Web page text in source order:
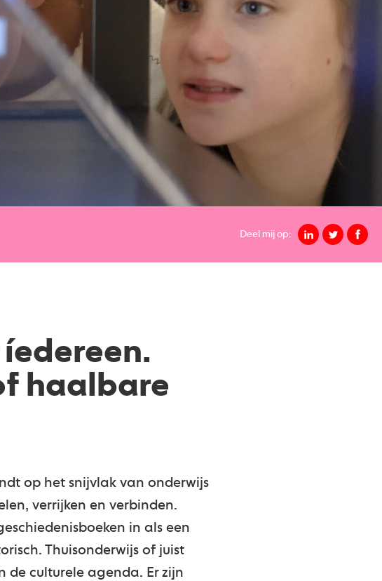
Deel mij op:
haalbare
op het snijvlak van onderwijs
verrijken en verbinden.
in als een
Thuisonderwijs of juist
culturele agenda. Er zijn